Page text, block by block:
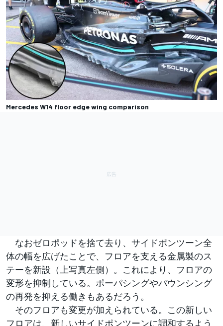
Mercedes W14 floor edge wing comparison
なおゼロポッドを捨て去り、サイドポンツーン全
体の幅を広げたことで、フロアを支える金属製のス
テーを新設（上写真左側）。これにより、フロアの
変形を抑制している。ポーパシングやバウンシング
の再発を抑える働きもあるだろう。
そのフロアも変更が加えられている。この新しい
フロアは、新しいサイドポンツーンに調和するよう